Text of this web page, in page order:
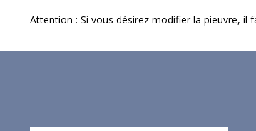
Attention : Si vous désirez modifier la pieuvre, il